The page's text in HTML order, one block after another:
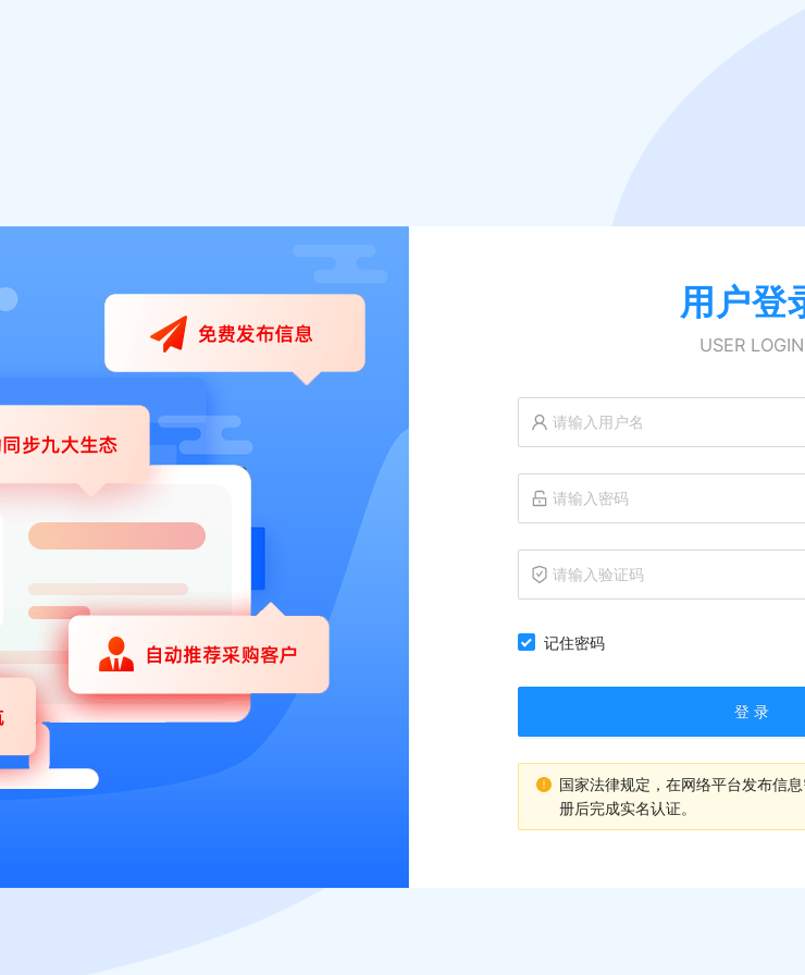
用户登
USER LOGIN
记住密码
登 录
国家法律规定，在网络平台发布信
册后完成实名认证。